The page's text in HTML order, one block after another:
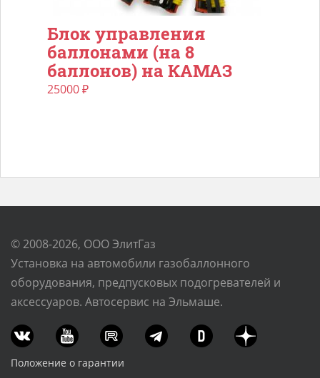
Блок управления
баллонами (на 8
баллонов) на КАМАЗ
25000₽
© 2008-2026, ООО ЭлитГаз
Установка на автомобили газобаллонного
оборудования, предпусковых подогревателей и
аксессуаров. Автосервис на Эльмаше.
Положение о гарантии